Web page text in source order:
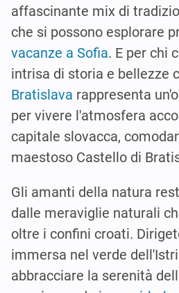
affascinante mix di
che si possono esplorare
vacanze a Sofia. E per chi
intrisa di storia e bellezze
Bratislava rappresenta
per vivere l'atmosfera
capitale slovacca,
maestoso Castello di
Gli amanti della natura
dalle meraviglie naturali
oltre i confini croati.
immersa nel verde
abbracciare la serenità